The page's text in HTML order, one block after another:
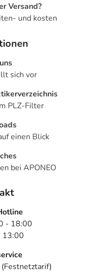
Versand?
und kosten
sich vor
PLZ-Filter
einen Blick
bei APONEO
- 18:00
13:00